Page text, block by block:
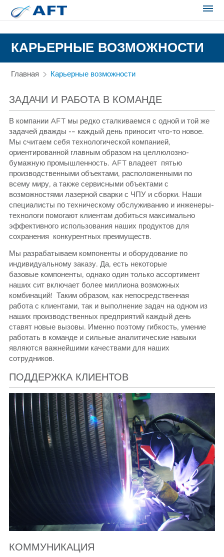
КАРЬЕРНЫЕ ВОЗМОЖНОСТИ
Главная Карьерные возможности
ЗАДАЧИ И РАБОТА В КОМАНДЕ
В компании AFT мы редко сталкиваемся с одной и той же
задачей дважды -– каждый день приносит что-то новое.
Мы считаем себя технологической компанией,
ориентированной главным образом на целлюлозно-
бумажную промышленность. AFT владеет пятью
производственными объектами, расположенными по
всему миру, а также сервисными объектами с
возможностями лазерной сварки с ЧПУ и сборки. Наши
специалисты по техническому обслуживанию и инженеры-
технологи помогают клиентам добиться максимально
эффективного использования наших продуктов для
сохранения конкурентных преимуществ.
Мы разрабатываем компоненты и оборудование по
индивидуальному заказу. Да, есть некоторые
базовые компоненты, однако один только ассортимент
наших сит включает более миллиона возможных
комбинаций! Таким образом, как непосредственная
работа с клиентами, так и выполнение задач на одном из
наших производственных предприятий каждый день
ставят новые вызовы. Именно поэтому гибкость, умение
работать в команде и сильные аналитические навыки
являются важнейшими качествами для наших
сотрудников.
ПОДДЕРЖКА КЛИЕНТОВ
КОММУНИКАЦИЯ